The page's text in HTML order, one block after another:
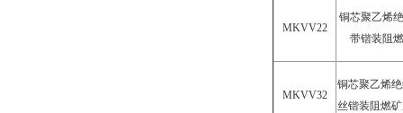
MKVV22
铜芯聚乙烯
带锴装阻
MKVV32
铜芯聚乙烯
丝锴装阻燃